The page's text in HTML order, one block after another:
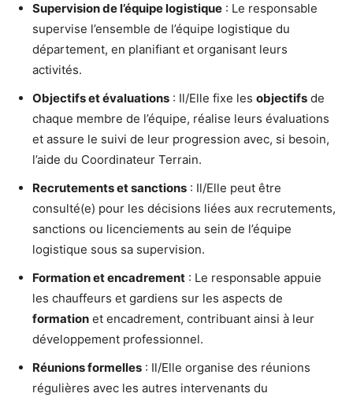
Supervision de l’équipe logistique : Le responsable
supervise l’ensemble de l’équipe logistique du
département, en planifiant et organisant leurs
activités.
Objectifs et évaluations : Il/Elle fixe les objectifs de
chaque membre de l’équipe, réalise leurs évaluations
et assure le suivi de leur progression avec, si besoin,
l’aide du Coordinateur Terrain.
Recrutements et sanctions : Il/Elle peut être
consulté(e) pour les décisions liées aux recrutements,
sanctions ou licenciements au sein de l’équipe
logistique sous sa supervision.
Formation et encadrement : Le responsable appuie
les chauffeurs et gardiens sur les aspects de
formation et encadrement, contribuant ainsi à leur
développement professionnel.
Réunions formelles : Il/Elle organise des réunions
régulières avec les autres intervenants du